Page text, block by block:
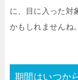
に、目に入った対
かもしれませんね。
期間はいつか